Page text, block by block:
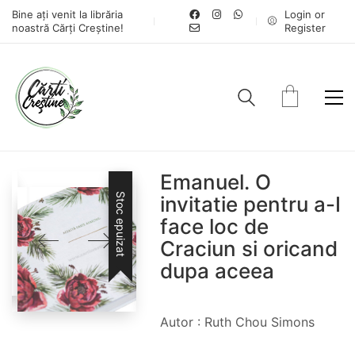
Bine ați venit la librăria
noastră Cărți Creștine!
Login or
Register
Stoc epuizat
Emanuel. O
invitatie pentru a-I
face loc de
Craciun si oricand
dupa aceea
Autor : Ruth Chou Simons